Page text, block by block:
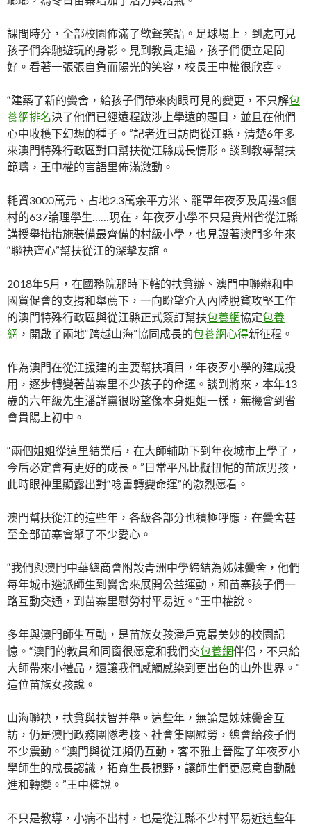
課間時分，全部校園佈滿了歡聲笑語。足球場上，到處可見
孩子們奔馳遊玩的身影。見到教員走過，孩子們便立足問
好。看著一張張自負而陽光的笑容，校長王中權很欣喜。
“建築了新的黌舍，給孩子們帶來肉眼可見的變更，不只解包
養網排名決了他們已經遠程跋涉上學遠的題目，並且在他們
心中收穫下幻想的種子。”記者近日訪問從江縣，清楚6年多
來澳門特殊行政區對口幫扶從江縣成長情形。談到教導幫扶
範疇，王中權的言語里佈滿激動。
耗資3000萬元、占地2.3萬余平方米、籠罩年夜歹及周邊3個
村的637論理學生……現在，年夜歹小學不只是貴州省從江縣
講授舉措措施裝備最齊備的村級小學，也見證著澳門多年來
“聯袂齊心”幫扶從江的深摯友誼。
2018年5月，在國務院那時下轄的扶貧辦、澳門中聯辦和中
國貿促會的支撐和舉薦下，一向盼望介入內陸脫貧攻堅工作
的澳門特殊行政區與從江縣正式簽訂幫扶包養網協定包養
網 ，開啟了兩地“跨越山海”協同成長的包養網心得新征程。
作為澳門在從江援建的主要幫扶項目，年夜歹小學的建成投
用，逐步轉變著苗寨里不少孩子的命運。談到將來，本年13
歲的六年級先生潘詳黨很盼望像本身姐姐一樣，無機會到省
會貴陽上初中。
“兩個姐姐從這里結業后，在大師輔助下到年夜城市上學了，
今后必定會有更好的成長。”日常平凡比擬忸怩的苗族男孩，
此時眼神里顯露出對“唸書轉變命運”的激烈愿看。
澳門幫扶從江的這些年，各級各部分也積極呼應，在黌舍甚
至全部苗寨會聚了不少愛心。
“我們與澳門中華總商會附設青洲中學締結為姊妹黌舍，他們
每年城市遴派師生到黌舍來展開公益運動，和苗寨孩子們一
路互動交通，到苗寨里慰勞村平易近。”王中權說。
多年與澳門師生互動，是苗族女孩潘戶克最美妙的校園記
憶。“澳門的教員和同窗很愿意和我們交包養網伴侶，不只給
大師帶來小禮品，還讓我們感觸感染到更出色的山外世界。”
這位苗族女孩說。
山海聯袂，扶貧與扶智并舉。這些年，無論是姊妹黌舍互
訪，仍是澳門政務團隊考核、社會集團慰勞，總會給孩子們
不少震動。“澳門與從江頻仍互動，客不雅上晉陞了年夜歹小
學師生的成長認識，拓寬生長視野，讓師生們更愿意自動融
進和轉變。”王中權說。
不只是教導，小病不出村，也是從江縣不少村平易近這些年